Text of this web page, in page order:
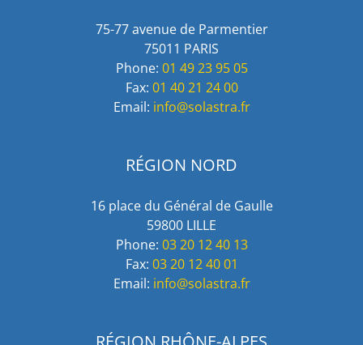
75-77 avenue de Parmentier
75011 PARIS
Phone: 01 49 23 95 05
Fax: 01 40 21 24 00
Email: info@solastra.fr
RÉGION NORD
16 place du Général de Gaulle
59800 LILLE
Phone: 03 20 12 40 13
Fax: 03 20 12 40 01
Email: info@solastra.fr